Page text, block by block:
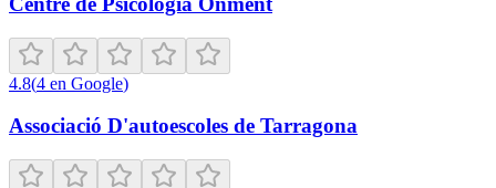
4.8(4 en Google)
Associació D'autoescoles de Tarragona